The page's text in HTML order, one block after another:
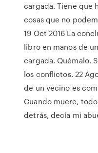
cargada. Tiene que
cosas que no
19 Oct 2016 La
libro en manos de
cargada. Quémalo.
los conflictos. 22
de un vecino es
Cuando muere,
detrás, decía mi